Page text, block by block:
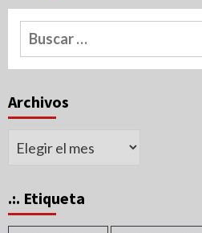
Buscar:
Archivos
Archivos
.:. Etiqueta